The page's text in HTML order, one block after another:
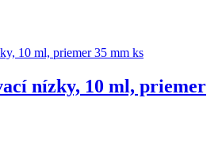
nízky, 10 ml, priemer